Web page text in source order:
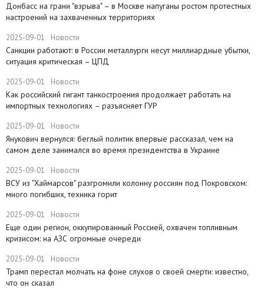
​Донбасс на грани "взрыва" – в Москве напуганы ростом протестных
настроений на захваченных территориях
2025-09-01 Новости
Санкции работают: в России металлурги несут миллиардные убытки,
ситуация критическая – ЦПД
2025-09-01 Новости
Как российский гигант танкостроения продолжает работать на
импортных технологиях – разъясняет ГУР
2025-09-01 Новости
Янукович вернулся: беглый политик впервые рассказал, чем на
самом деле занимался во время президентства в Украине
2025-09-01 Новости
ВСУ из "Хаймарсов" разгромили колонну россиян под Покровском:
много погибших, техника горит
2025-09-01 Новости
​Еще один регион, оккупированный Россией, охвачен топливным
кризисом: на АЗС огромные очереди
2025-09-01 Новости
Трамп перестал молчать на фоне слухов о своей смерти: известно,
что он сказал